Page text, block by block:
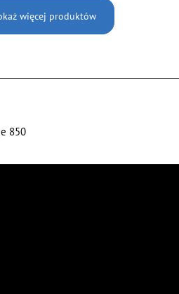
więcej produktów
850